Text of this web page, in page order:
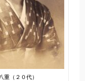
重（２０代）